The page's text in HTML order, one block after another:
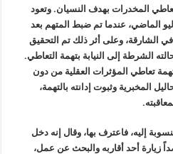
المخدرات بهدف النسيان. وتعود
إلى تاريخ 24 من يوليو الماضي، عندما تم ضبط المتهم بعد
الشارقة، وعلى أثر ذلك تم التحقيق
الشرطة إلى النيابة بتهمة التعاطي.
تهمة تعاطي المؤثرات العقلية من دون
المخبرية وثبوت إدانته بالتهمة،
إليه، فاعترف بها، وقال إنه دخل
زيارة أحد أقاربه والبحث عن عمل،